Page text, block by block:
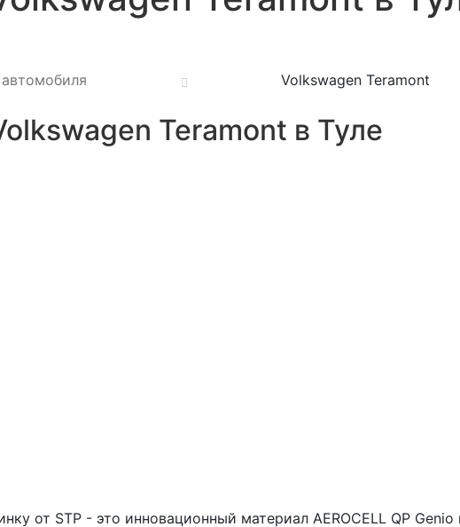
Volkswagen Teramont
Teramont в Туле
от STP - это инновационный материал AEROCELL QP Genio